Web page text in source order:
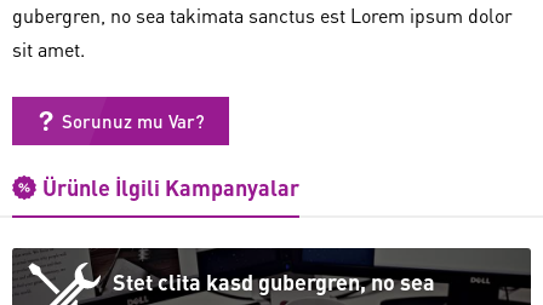
gubergren, no sea takimata sanctus est Lorem ipsum dolor
sit amet.
Sorunuz mu Var?
Ürünle İlgili Kampanyalar
Stet clita kasd gubergren, no sea